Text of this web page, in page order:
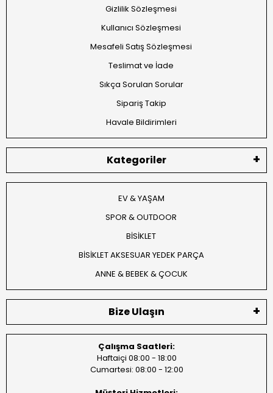
Gizlilik Sözleşmesi
Kullanıcı Sözleşmesi
Mesafeli Satış Sözleşmesi
Teslimat ve İade
Sıkça Sorulan Sorular
Sipariş Takip
Havale Bildirimleri
Kategoriler
EV & YAŞAM
SPOR & OUTDOOR
BİSİKLET
BİSİKLET AKSESUAR YEDEK PARÇA
ANNE & BEBEK & ÇOCUK
Bize Ulaşın
Çalışma Saatleri:
Haftaiçi 08:00 - 18:00
Cumartesi: 08:00 - 12:00